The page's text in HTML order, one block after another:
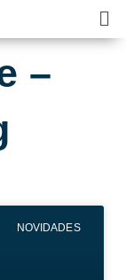
–
NOVIDADES